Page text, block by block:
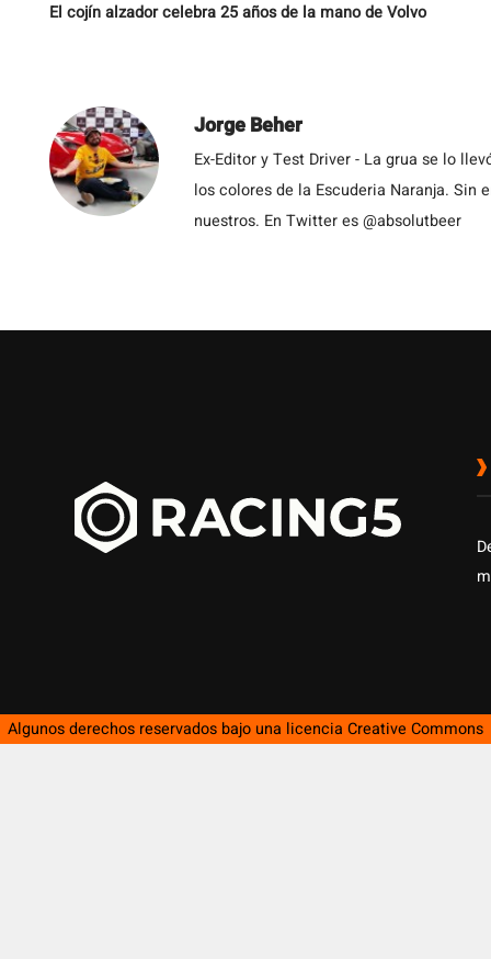
El cojín alzador celebra 25 años de la mano de Volvo
Jorge Beher
Ex-Editor y Test Driver - La grua se lo
los colores de la Escuderia Naranja. Sin
nuestros. En Twitter es @absolutbeer
Algunos derechos reservados bajo una licencia Creative Commons